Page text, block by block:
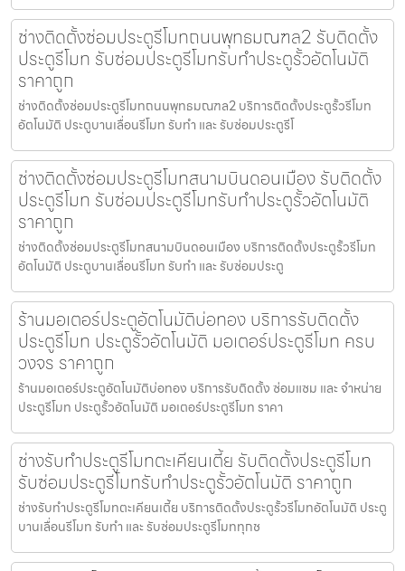
ช่างติดตั้งซ่อมประตูรีโมทถนนพุทธมณฑล2 รับติดตั้ง
ประตูรีโมท รับซ่อมประตูรีโมทรับทำประตูรั้วอัตโนมัติ
ราคาถูก
ช่างติดตั้งซ่อมประตูรีโมทถนนพุทธมณฑล2 บริการติดตั้งประตูรั้วรีโมท
อัตโนมัติ ประตูบานเลื่อนรีโมท รับทำ และ รับซ่อมประตูรีโ
ช่างติดตั้งซ่อมประตูรีโมทสนามบินดอนเมือง รับติดตั้ง
ประตูรีโมท รับซ่อมประตูรีโมทรับทำประตูรั้วอัตโนมัติ
ราคาถูก
ช่างติดตั้งซ่อมประตูรีโมทสนามบินดอนเมือง บริการติดตั้งประตูรั้วรีโมท
อัตโนมัติ ประตูบานเลื่อนรีโมท รับทำ และ รับซ่อมประตู
ร้านมอเตอร์ประตูอัตโนมัติบ่อทอง บริการรับติดตั้ง
ประตูรีโมท ประตูรั้วอัตโนมัติ มอเตอร์ประตูรีโมท ครบ
วงจร ราคาถูก
ร้านมอเตอร์ประตูอัตโนมัติบ่อทอง บริการรับติดตั้ง ซ่อมแซม และ จำหน่าย
ประตูรีโมท ประตูรั้วอัตโนมัติ มอเตอร์ประตูรีโมท ราคา
ช่างรับทำประตูรีโมทตะเคียนเตี้ย รับติดตั้งประตูรีโมท
รับซ่อมประตูรีโมทรับทำประตูรั้วอัตโนมัติ ราคาถูก
ช่างรับทำประตูรีโมทตะเคียนเตี้ย บริการติดตั้งประตูรั้วรีโมทอัตโนมัติ ประตู
บานเลื่อนรีโมท รับทำ และ รับซ่อมประตูรีโมททุกช